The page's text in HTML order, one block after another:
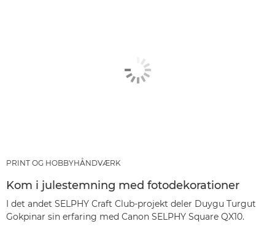
PRINT OG HOBBYHÅNDVÆRK
Kom i julestemning med fotodekorationer
I det andet SELPHY Craft Club-projekt deler Duygu Turgut
Gokpinar sin erfaring med Canon SELPHY Square QX10.